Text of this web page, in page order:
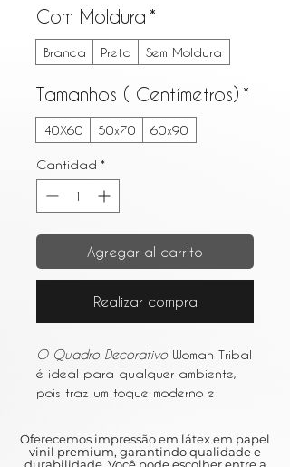
Com Moldura *
Branca Preta Sem Moldura
Tamanhos ( Centímetros) *
40X60 50x70 60x90
Cantidad *
Agregar al carrito
Realizar compra
O Quadro DecorativoWoman Tribal
é ideal para qualquer ambiente,
pois traz um toque moderno e
Oferecemos impressão em látex em papel
vinil premium, garantindo qualidade e